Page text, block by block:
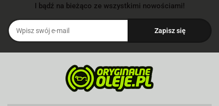
I bądź na bieżąco ze wszystkimi nowościami!